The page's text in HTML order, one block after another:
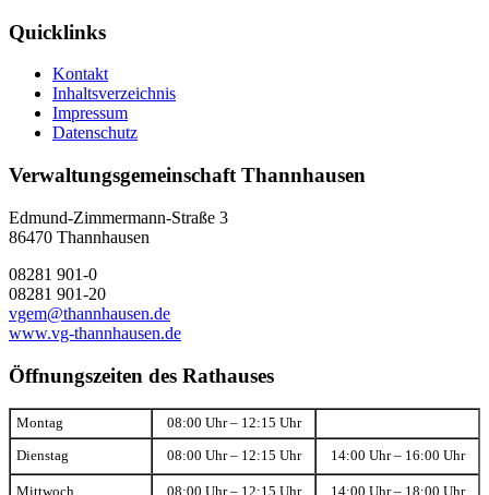
Quicklinks
Kontakt
Inhaltsverzeichnis
Impressum
Datenschutz
Verwaltungsgemeinschaft Thannhausen
Edmund-Zimmermann-Straße 3
86470 Thannhausen
08281 901-0
08281 901-20
vgem@thannhausen.de
www.vg-thannhausen.de
Öffnungszeiten des Rathauses
Montag 08:00 Uhr – 12:15 Uhr
Dienstag 08:00 Uhr – 12:15 Uhr 14:00 Uhr – 16:00 Uhr